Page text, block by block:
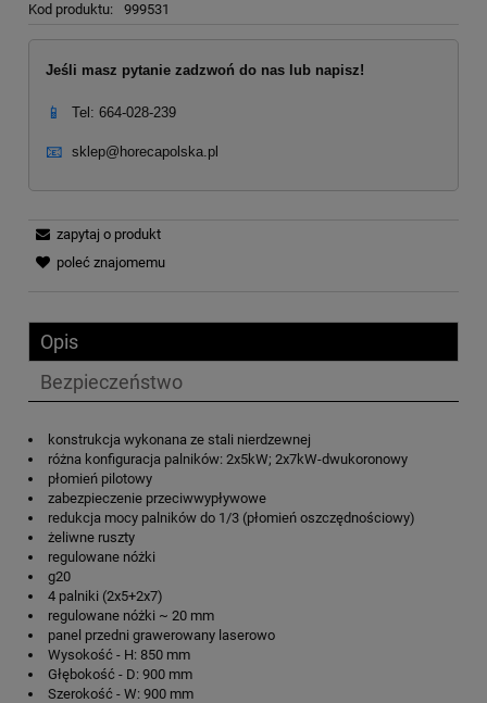
Kod produktu: 999531
Jeśli masz pytanie zadzwoń do nas lub napisz!
📱 Tel: 664-028-239
📧 sklep@horecapolska.pl
zapytaj o produkt
poleć znajomemu
Opis
Bezpieczeństwo
konstrukcja wykonana ze stali nierdzewnej
różna konfiguracja palników: 2x5kW; 2x7kW-dwukoronowy
płomień pilotowy
zabezpieczenie przeciwwypływowe
redukcja mocy palników do 1/3 (płomień oszczędnościowy)
żeliwne ruszty
regulowane nóżki
g20
4 palniki (2x5+2x7)
regulowane nóżki ~ 20 mm
panel przedni grawerowany laserowo
Wysokość - H: 850 mm
Głębokość - D: 900 mm
Szerokość - W: 900 mm